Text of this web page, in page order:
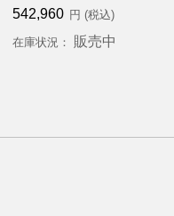
542,960 円 (税込)
在庫状況： 販売中